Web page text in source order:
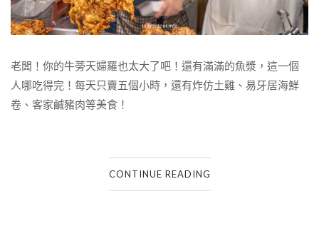
老闆！你的牛蒡天婦羅也太大了吧！還有滿滿的魚漿，這一個
人哪吃得完！每天只賣五個小時，還有炸仿土雞、易牙居海鮮
卷、客家鹹豬肉等美食！
CONTINUE READING